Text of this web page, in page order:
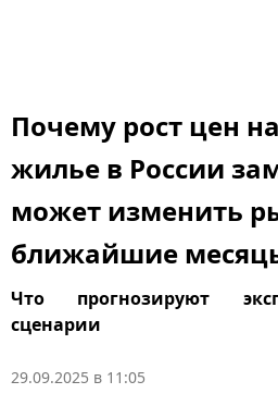
Почему рост цен
жилье в России
может изменить
ближайшие
Что прогнозируют
сценарии
29.09.2025 в 11:05